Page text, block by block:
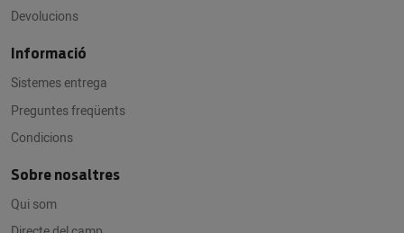
Devolucions
Informació
Sistemes entrega
Preguntes freqüents
Condicions
Sobre nosaltres
Qui som